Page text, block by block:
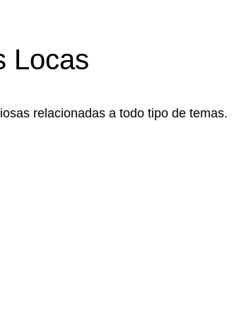
Locas
relacionadas a todo tipo de temas.